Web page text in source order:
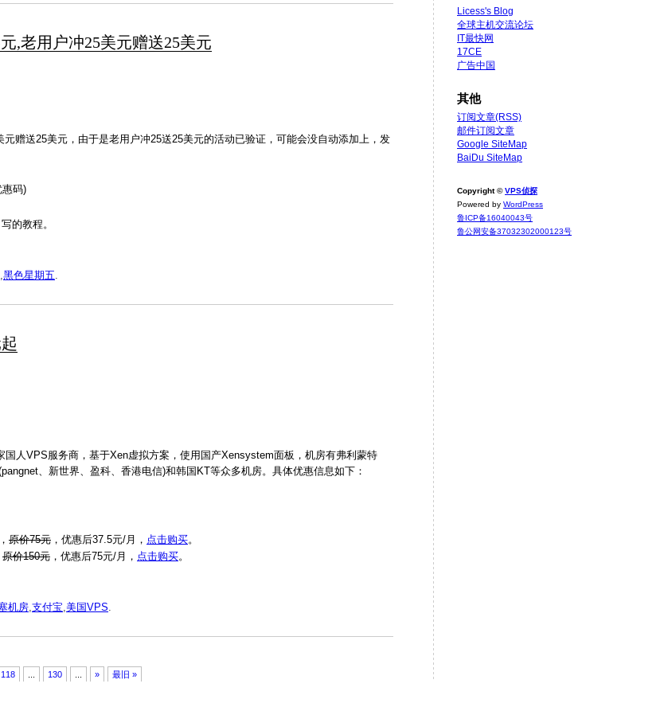
,老用户冲25美元赠送25美元
赠送25美元，由于是老用户冲25送25美元的活动已验证，可能会没自动添加上，发
惠码)
写的教程。
黑色星期五
国人VPS服务商，基于Xen虚拟方案，使用国产Xensystem面板，机房有弗利蒙特
、新世界、盈科、香港电信)和韩国KT等众多机房。具体优惠信息如下：
原价75元 ，优惠后37.5元/月， 点击购买。
原价150元 ，优惠后75元/月， 点击购买。
机房 支付宝 美国VPS
118 130 » 最旧 »
Licess's Blog
全球主机交流论坛
IT最快网
17CE
广告中国
其他
订阅文章(RSS)
邮件订阅文章
Google SiteMap
BaiDu SiteMap
Copyright ©VPS侦探
Powered by WordPress
鲁ICP备16040043号
鲁公网安备37032302000123号